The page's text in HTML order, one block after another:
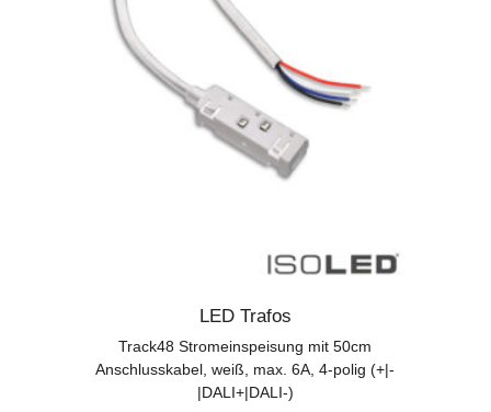
LED Trafos
Track48 Stromeinspeisung mit 50cm
Anschlusskabel, weiß, max. 6A, 4-polig (+|-
|DALI+|DALI-)